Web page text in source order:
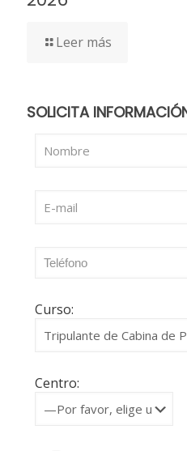
Leer más
SOLICITA
Curso:
Centro: